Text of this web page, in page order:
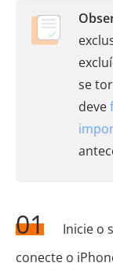
se
deve
01
Inicie o
conecte o